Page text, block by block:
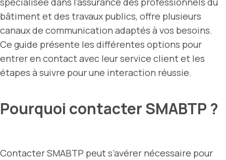
bâtiment et des travaux publics, offre plusieurs
canaux de communication adaptés à vos besoins.
Ce guide présente les différentes options pour
entrer en contact avec leur service client et les
étapes à suivre pour une interaction réussie.
Pourquoi contacter SMABTP ?
Contacter SMABTP peut s’avérer nécessaire pour